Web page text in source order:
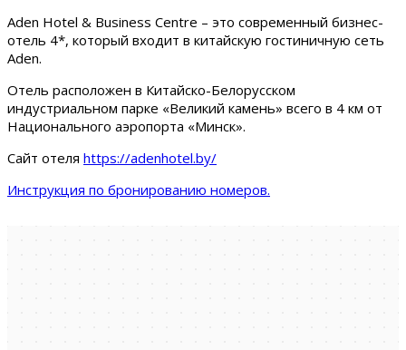
Aden Hotel & Business Centre – это современный бизнес-
отель 4*, который входит в китайскую гостиничную сеть
Aden.
Отель расположен в Китайско-Белорусском
индустриальном парке «Великий камень» всего в 4 км от
Национального аэропорта «Минск».
Сайт отеля https://adenhotel.by/
Инструкция по бронированию номеров.